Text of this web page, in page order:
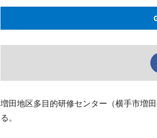
増田地区多目的研修センター（横手市増
る。